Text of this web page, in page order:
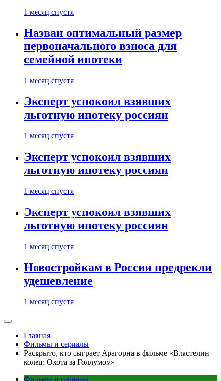
1 месяц спустя
Назван оптимальный размер
первоначального взноса для
семейной ипотеки
1 месяц спустя
Эксперт успокоил взявших
льготную ипотеку россиян
1 месяц спустя
Эксперт успокоил взявших
льготную ипотеку россиян
1 месяц спустя
Эксперт успокоил взявших
льготную ипотеку россиян
1 месяц спустя
Новостройкам в России предрекли
удешевление
1 месяц спустя
Главная
Фильмы и сериалы
Раскрыто, кто сыграет Арагорна в фильме «Властелин
колец: Охота за Голлумом»
Фильмы и сериалы